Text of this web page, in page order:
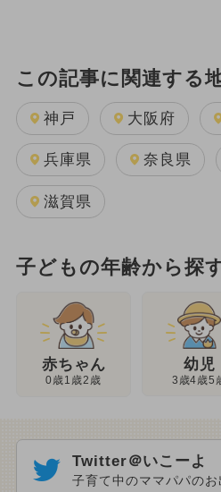
この記事に関連する
神戸 大阪府
兵庫県 奈良県
滋賀県
子どもの年齢から探
赤ちゃん
0歳1歳2歳
幼児
3歳4歳5
Twitter＠いこーよ
子育て中のママパパのお